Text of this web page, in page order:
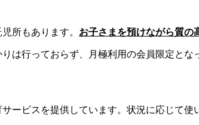
所もあります。 お子さまを預けながら質の
は行っておらず、月極利用の会員限定とな
ービスを提供しています。状況に応じて使